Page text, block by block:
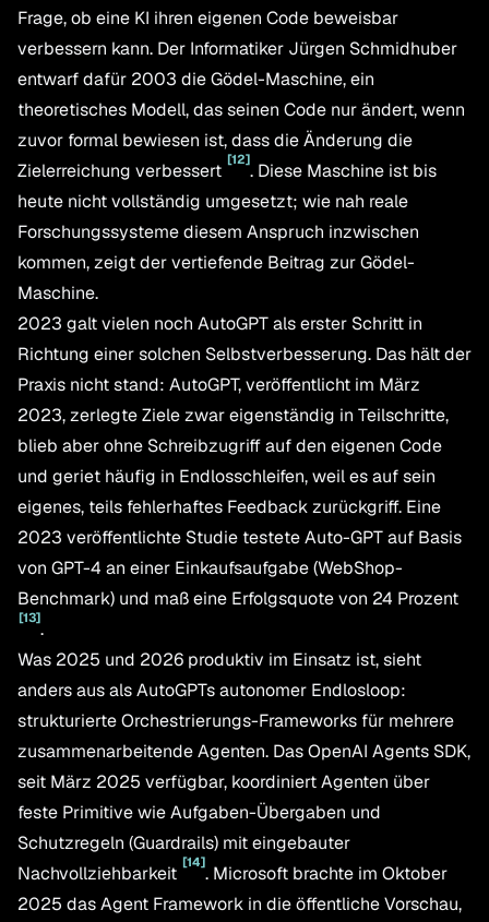
Frage, ob eine KI ihren eigenen Code beweisbar
verbessern kann. Der Informatiker Jürgen Schmidhuber
entwarf dafür 2003 die Gödel-Maschine, ein
theoretisches Modell, das seinen Code nur ändert, wenn
zuvor formal bewiesen ist, dass die Änderung die
Zielerreichung verbessert
[12]
. Diese Maschine ist bis
heute nicht vollständig umgesetzt; wie nah reale
Forschungssysteme diesem Anspruch inzwischen
kommen, zeigt der vertiefende Beitrag zurGödel-
Maschine.
2023 galt vielen noch AutoGPT als erster Schritt in
Richtung einer solchen Selbstverbesserung. Das hält der
Praxis nicht stand: AutoGPT, veröffentlicht im März
2023, zerlegte Ziele zwar eigenständig in Teilschritte,
blieb aber ohne Schreibzugriff auf den eigenen Code
und geriet häufig in Endlosschleifen, weil es auf sein
eigenes, teils fehlerhaftes Feedback zurückgriff. Eine
2023 veröffentlichte Studie testete Auto-GPT auf Basis
von GPT-4 an einer Einkaufsaufgabe (WebShop-
Benchmark) und maß eine Erfolgsquote von 24 Prozent
[13]
.
Was 2025 und 2026 produktiv im Einsatz ist, sieht
anders aus als AutoGPTs autonomer Endlosloop:
strukturierte Orchestrierungs-Frameworks für mehrere
zusammenarbeitende Agenten. Das OpenAI Agents SDK,
seit März 2025 verfügbar, koordiniert Agenten über
feste Primitive wie Aufgaben-Übergaben und
Schutzregeln (Guardrails) mit eingebauter
Nachvollziehbarkeit
[14]
. Microsoft brachte im Oktober
2025 das Agent Framework in die öffentliche Vorschau,